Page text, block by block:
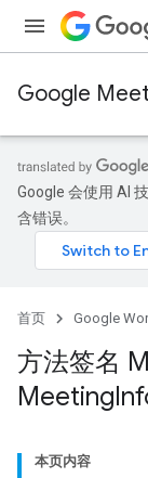
Google
Google 会使用 AI
含错误。
首页 Google
方法签名
Meeting
本页内容